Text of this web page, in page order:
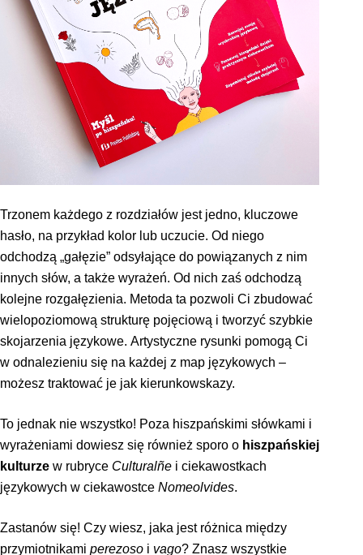
Trzonem każdego z rozdziałów jest jedno, kluczowe
hasło, na przykład kolor lub uczucie. Od niego
odchodzą „gałęzie” odsyłające do powiązanych z nim
innych słów, a także wyrażeń. Od nich zaś odchodzą
kolejne rozgałęzienia. Metoda ta pozwoli Ci zbudować
wielopoziomową strukturę pojęciową i tworzyć szybkie
skojarzenia językowe. Artystyczne rysunki pomogą Ci
w odnalezieniu się na każdej z map językowych –
możesz traktować je jak kierunkowskazy.
To jednak nie wszystko! Poza hiszpańskimi słówkami i
wyrażeniami dowiesz się również sporo o hiszpańskiej
kulturze w rubryce Culturalñe i ciekawostkach
językowych w ciekawostce Nomeolvides.
Zastanów się! Czy wiesz, jaka jest różnica między
przymiotnikami perezoso i vago? Znasz wszystkie